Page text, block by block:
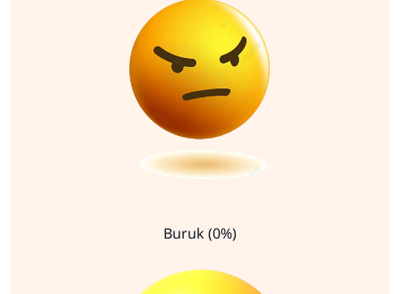
Buruk (0%)